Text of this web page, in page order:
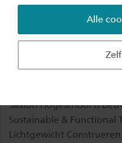
Alle
voor materialen zoals
Saxion Hogeschool is
Sustainable & Functional
Lichtgewicht